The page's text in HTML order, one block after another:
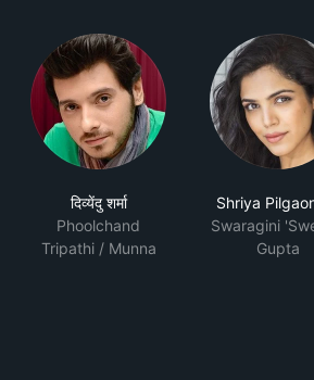
दिव्येंदु शर्मा
Phoolchand
Tripathi / Munna
Shriya
Swaragini
Gupta